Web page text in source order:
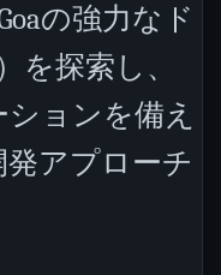
の強力なド
を探索し、
ョンを備え
アプローチ